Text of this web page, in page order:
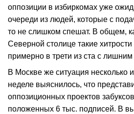
оппозиции в избиркомах уже
очереди из людей, которые с
то не слишком спешат. В общем,
Северной столице такие
примерно в трети из ста с
В Москве же ситуация несколько
неделе выяснилось, что
оппозиционных проектов
положенных 6 тыс. подписей. В